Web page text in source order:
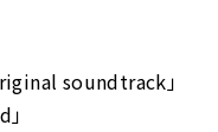
soundtrack」